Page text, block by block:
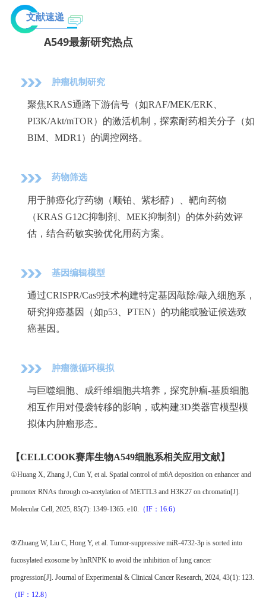
文献速递
A549最新研究热点
肿瘤机制研究
聚焦KRAS通路下游信号（如RAF/MEK/ERK、
PI3K/Akt/mTOR）的激活机制，探索耐药相关分子（如
BIM、MDR1）的调控网络。
药物筛选
用于肺癌化疗药物（顺铂、紫杉醇）、靶向药物
（KRAS G12C抑制剂、MEK抑制剂）的体外药效评
估，结合药敏实验优化用药方案。
基因编辑模型
通过CRISPR/Cas9技术构建特定基因敲除/敲入细胞系，
研究抑癌基因（如p53、PTEN）的功能或验证候选致
癌基因。
肿瘤微循环模拟
与巨噬细胞、成纤维细胞共培养，探究肿瘤-基质细胞
相互作用对侵袭转移的影响，或构建3D类器官模型模
拟体内肿瘤形态。
【CELLCOOK赛库生物A549细胞系相关应用文献】
①Huang X, Zhang J, Cun Y, et al. Spatial control of m6A deposition on enhancer and
promoter RNAs through co-acetylation of METTL3 and H3K27 on chromatin[J].
Molecular Cell, 2025, 85(7): 1349-1365. e10. （IF：16.6）
②Zhuang W, Liu C, Hong Y, et al. Tumor-suppressive miR-4732-3p is sorted into
fucosylated exosome by hnRNPK to avoid the inhibition of lung cancer
progression[J]. Journal of Experimental & Clinical Cancer Research, 2024, 43(1): 123.
（IF：12.8）